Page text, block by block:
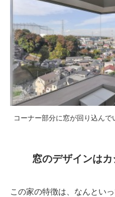
コーナー部分に窓が回り込んで
窓のデザインは
この家の特徴は、なんとい